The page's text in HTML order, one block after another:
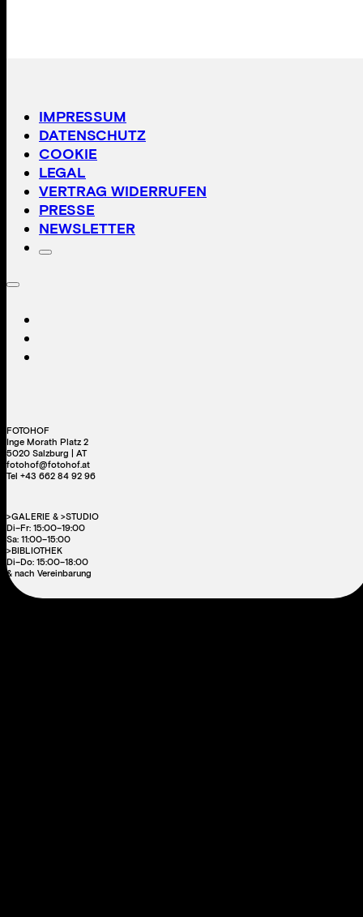
IMPRESSUM
DATENSCHUTZ
COOKIE
LEGAL
VERTRAG WIDERRUFEN
PRESSE
NEWSLETTER
FOTOHOF
Inge Morath Platz 2
5020 Salzburg | AT
fotohof@fotohof.at
Tel +43 662 84 92 96
>GALERIE & >STUDIO
Di–Fr: 15:00–19:00
Sa: 11:00–15:00
>BIBLIOTHEK
Di–Do: 15:00–18:00
& nach Vereinbarung